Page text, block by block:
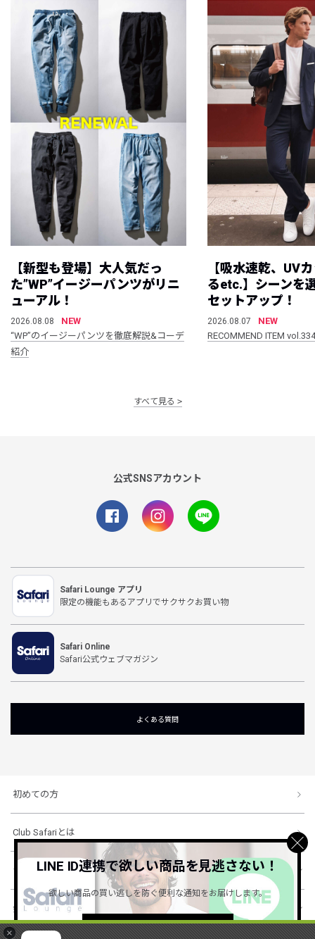
×
【新型も登場】大人気だっ
た”WP”イージーパンツがリニ
ューアル！
2026.08.08
NEW
“WP”のイージーパンツを徹底解説&コーデ
紹介
【吸水速乾、UV
るetc.】シーンを
セットアップ！
2026.08.07
NEW
RECOMMEND ITEM vol.334
すべて見る
公式SNSアカウント
Safari Lounge アプリ
限定の機能もあるアプリでサクサクお買い物
Safari Online
Safari公式ウェブマガジン
よくある質問
初めての方
Club Safariとは
ショッピングガイド
会社概要・規約
LINE ID連携で欲しい商品を見逃さない！
欲しい商品の買い逃しを防ぐ便利な通知をお届けします。
詳しくはこちら ＞